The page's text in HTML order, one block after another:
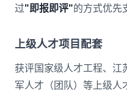
过"即报即评"的方式优先
上级人才项目配套
获评国家级人才工程、江
军人才（团队）等上级人